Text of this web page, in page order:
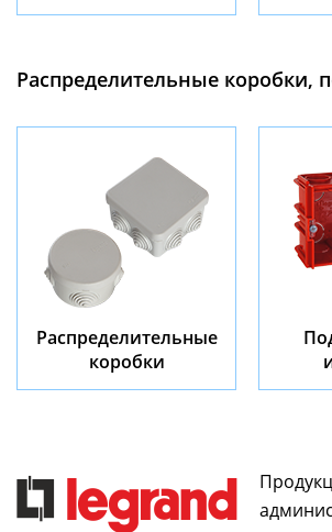
Распределительные коробки,
Распределительные
коробки